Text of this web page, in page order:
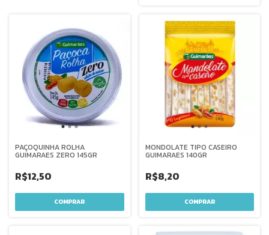
PAÇOQUINHA ROLHA
GUIMARAES ZERO 145GR
R$12,50
MONDOLATE TIPO CASEIRO
GUIMARAES 140GR
R$8,20